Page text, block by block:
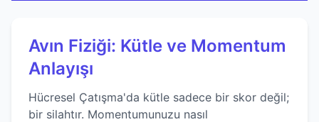
Avın Fiziği: Kütle ve Momentum
Anlayışı
Hücresel Çatışma'da kütle sadece bir skor değil;
bir silahtır. Momentumunuzu nasıl